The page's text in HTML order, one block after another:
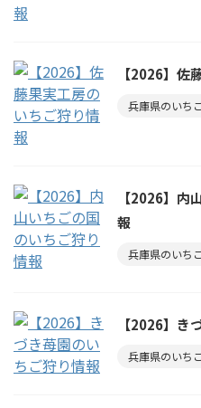
【2026】佐
兵庫県のいち
【2026】内
報
兵庫県のいち
【2026】き
兵庫県のいち